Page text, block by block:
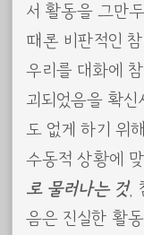
서 활동을 그만
때론 비판적인
우리를 대화에
괴되었음을 확신
도 없게 하기 위
수동적 상황에
로 물러나는 것,
음은 진실한 활